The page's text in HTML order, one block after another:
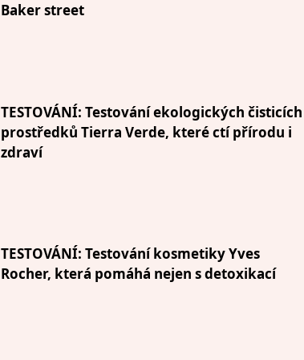
Baker street
TESTOVÁNÍ: Testování ekologických čisticích
prostředků Tierra Verde, které ctí přírodu i
zdraví
TESTOVÁNÍ: Testování kosmetiky Yves
Rocher, která pomáhá nejen s detoxikací